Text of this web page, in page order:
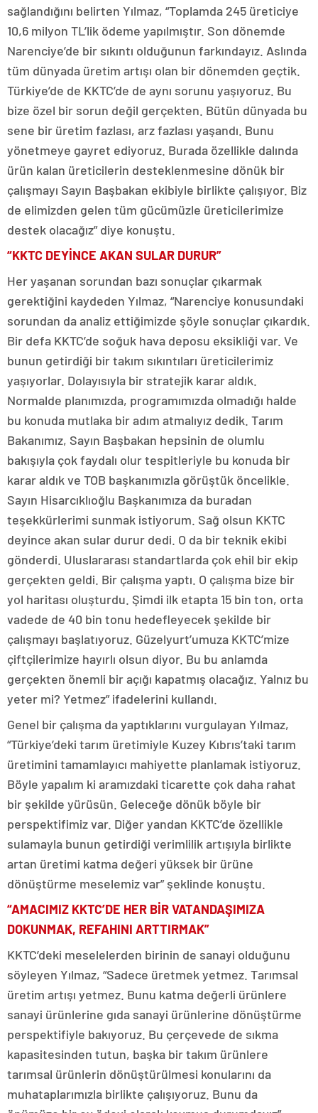
sağlandığını belirten Yılmaz, “Toplamda 245 üreticiye
10,6 milyon TL’lik ödeme yapılmıştır. Son dönemde
Narenciye’de bir sıkıntı olduğunun farkındayız. Aslında
tüm dünyada üretim artışı olan bir dönemden geçtik.
Türkiye’de de KKTC’de de aynı sorunu yaşıyoruz. Bu
bize özel bir sorun değil gerçekten. Bütün dünyada bu
sene bir üretim fazlası, arz fazlası yaşandı. Bunu
yönetmeye gayret ediyoruz. Burada özellikle dalında
ürün kalan üreticilerin desteklenmesine dönük bir
çalışmayı Sayın Başbakan ekibiyle birlikte çalışıyor. Biz
de elimizden gelen tüm gücümüzle üreticilerimize
destek olacağız” diye konuştu.
“KKTC DEYİNCE AKAN SULAR DURUR”
Her yaşanan sorundan bazı sonuçlar çıkarmak
gerektiğini kaydeden Yılmaz, “Narenciye konusundaki
sorundan da analiz ettiğimizde şöyle sonuçlar çıkardık.
Bir defa KKTC’de soğuk hava deposu eksikliği var. Ve
bunun getirdiği bir takım sıkıntıları üreticilerimiz
yaşıyorlar. Dolayısıyla bir stratejik karar aldık.
Normalde planımızda, programımızda olmadığı halde
bu konuda mutlaka bir adım atmalıyız dedik. Tarım
Bakanımız, Sayın Başbakan hepsinin de olumlu
bakışıyla çok faydalı olur tespitleriyle bu konuda bir
karar aldık ve TOB başkanımızla görüştük öncelikle.
Sayın Hisarcıklıoğlu Başkanımıza da buradan
teşekkürlerimi sunmak istiyorum. Sağ olsun KKTC
deyince akan sular durur dedi. O da bir teknik ekibi
gönderdi. Uluslararası standartlarda çok ehil bir ekip
gerçekten geldi. Bir çalışma yaptı. O çalışma bize bir
yol haritası oluşturdu. Şimdi ilk etapta 15 bin ton, orta
vadede de 40 bin tonu hedefleyecek şekilde bir
çalışmayı başlatıyoruz. Güzelyurt’umuza KKTC’mize
çiftçilerimize hayırlı olsun diyor. Bu bu anlamda
gerçekten önemli bir açığı kapatmış olacağız. Yalnız bu
yeter mi? Yetmez” ifadelerini kullandı.
Genel bir çalışma da yaptıklarını vurgulayan Yılmaz,
“Türkiye’deki tarım üretimiyle Kuzey Kıbrıs’taki tarım
üretimini tamamlayıcı mahiyette planlamak istiyoruz.
Böyle yapalım ki aramızdaki ticarette çok daha rahat
bir şekilde yürüsün. Geleceğe dönük böyle bir
perspektifimiz var. Diğer yandan KKTC’de özellikle
sulamayla bunun getirdiği verimlilik artışıyla birlikte
artan üretimi katma değeri yüksek bir ürüne
dönüştürme meselemiz var” şeklinde konuştu.
“AMACIMIZ KKTC’DE HER BİR VATANDAŞIMIZA
DOKUNMAK, REFAHINI ARTTIRMAK”
KKTC’deki meselelerden birinin de sanayi olduğunu
söyleyen Yılmaz, “Sadece üretmek yetmez. Tarımsal
üretim artışı yetmez. Bunu katma değerli ürünlere
sanayi ürünlerine gıda sanayi ürünlerine dönüştürme
perspektifiyle bakıyoruz. Bu çerçevede de sıkma
kapasitesinden tutun, başka bir takım ürünlere
tarımsal ürünlerin dönüştürülmesi konularını da
muhataplarımızla birlikte çalışıyoruz. Bunu da